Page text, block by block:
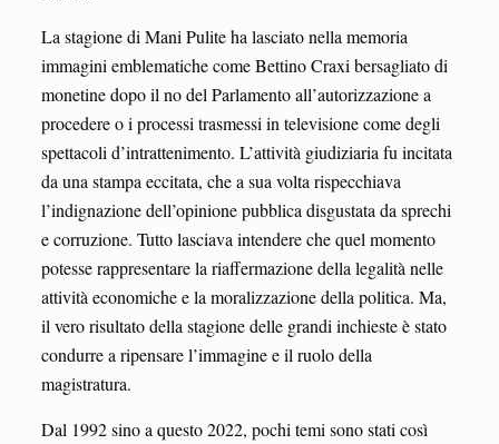
La stagione di Mani Pulite ha lasciato nella memoria
immagini emblematiche come Bettino Craxi bersagliato di
monetine dopo il no del Parlamento all’autorizzazione a
procedere o i processi trasmessi in televisione come degli
spettacoli d’intrattenimento. L’attività giudiziaria fu incitata
da una stampa eccitata, che a sua volta rispecchiava
l’indignazione dell’opinione pubblica disgustata da sprechi
e corruzione. Tutto lasciava intendere che quel momento
potesse rappresentare la riaffermazione della legalità nelle
attività economiche e la moralizzazione della politica. Ma,
il vero risultato della stagione delle grandi inchieste è stato
condurre a ripensare l’immagine e il ruolo della
magistratura.
Dal 1992 sino a questo 2022, pochi temi sono stati così